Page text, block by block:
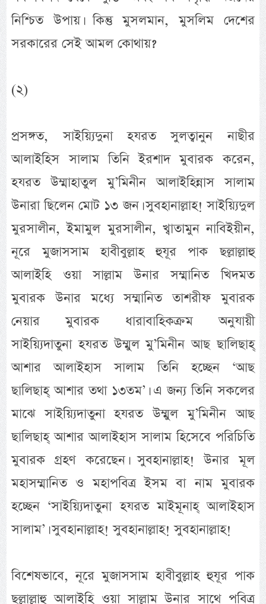
নিশ্চিত উপায়। কিন্তু মুসলমান, মুসলিম দেশের
সরকারের সেই আমল কোথায়?
(২)
প্রসঙ্গত, সাইয়্যিদুনা হযরত সুলত্বানুন নাছীর
আলাইহিস সালাম তিনি ইরশাদ মুবারক করেন,
হযরত উম্মাহাতুল মু’মিনীন আলাইহিন্নাস সালাম
উনারা ছিলেন মোট ১৩ জন। সুবহানাল্লাহ! সাইয়্যিদুল
মুরসালীন, ইমামুল মুরসালীন, খ্বাতামুন নাবিইয়ীন,
নূরে মুজাসসাম হাবীবুল্লাহ হুযূর পাক ছল্লাল্লাহু
আলাইহি ওয়া সাল্লাম উনার সম্মানিত খিদমত
মুবারক উনার মধ্যে সম্মানিত তাশরীফ মুবারক
নেয়ার মুবারক ধারাবাহিকক্রম অনুযায়ী
সাইয়্যিদাতুনা হযরত উম্মুল মু’মিনীন আছ ছালিছাহ্
আশার আলাইহাস সালাম তিনি হচ্ছেন ‘আছ
ছালিছাহ্ আশার তথা ১৩তম’। এ জন্য তিনি সকলের
মাঝে সাইয়্যিদাতুনা হযরত উম্মুল মু’মিনীন আছ
ছালিছাহ্ আশার আলাইহাস সালাম হিসেবে পরিচিতি
মুবারক গ্রহণ করেছেন। সুবহানাল্লাহ! উনার মূল
মহাসম্মানিত ও মহাপবিত্র ইসম বা নাম মুবারক
হচ্ছেন ‘সাইয়্যিদাতুনা হযরত মাইমূনাহ্ আলাইহাস
সালাম’। সুবহানাল্লাহ! সুবহানাল্লাহ! সুবহানাল্লাহ!
বিশেষভাবে, নূরে মুজাসসাম হাবীবুল্লাহ হুযূর পাক
ছল্লাল্লাহু আলাইহি ওয়া সাল্লাম উনার সাথে পবিত্র